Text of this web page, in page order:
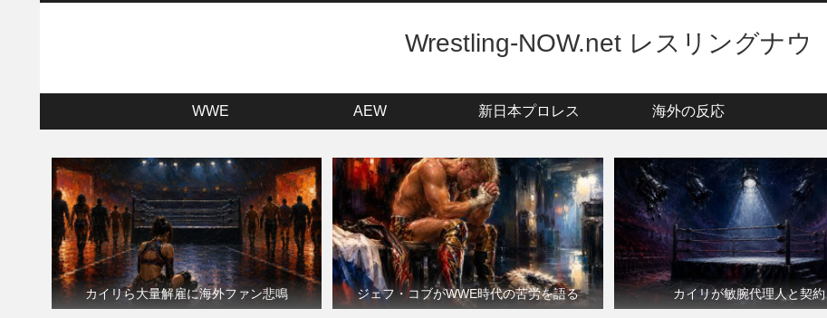
Wrestling-NOW.net レスリングナウ
WWE AEW 新日本プロレス 海外の反応
カイリら大量解雇に海外ファン悲鳴 ジェフ・コブがWWE時代の苦労を語る カイリが敏腕代理人と契約